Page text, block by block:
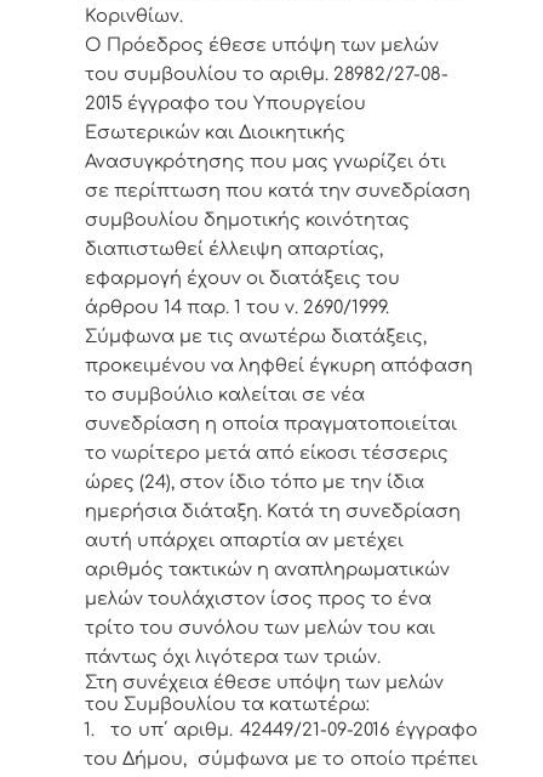
Κορινθίων.
Ο Πρόεδρος έθεσε υπόψη των μελών
του συμβουλίου το αριθμ. 28982/27-08-
2015 έγγραφο του Υπουργείου
Εσωτερικών και Διοικητικής
Ανασυγκρότησης που μας γνωρίζει ότι
σε περίπτωση που κατά την συνεδρίαση
συμβουλίου δημοτικής κοινότητας
διαπιστωθεί έλλειψη απαρτίας,
εφαρμογή έχουν οι διατάξεις του
άρθρου 14 παρ. 1 του ν. 2690/1999.
Σύμφωνα με τις ανωτέρω διατάξεις,
προκειμένου να ληφθεί έγκυρη απόφαση
το συμβούλιο καλείται σε νέα
συνεδρίαση η οποία πραγματοποιείται
το νωρίτερο μετά από είκοσι τέσσερις
ώρες (24), στον ίδιο τόπο με την ίδια
ημερήσια διάταξη. Κατά τη συνεδρίαση
αυτή υπάρχει απαρτία αν μετέχει
αριθμός τακτικών η αναπληρωματικών
μελών τουλάχιστον ίσος προς το ένα
τρίτο του συνόλου των μελών του και
πάντως όχι λιγότερα των τριών.
Στη συνέχεια έθεσε υπόψη των μελών
του Συμβουλίου τα κατωτέρω:
1.
το υπ΄ αριθμ. 42449/21-09-2016 έγγραφο
του Δήμου, σύμφωνα με το οποίο πρέπει